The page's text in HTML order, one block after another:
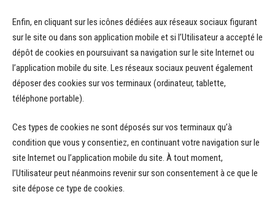
Enfin, en cliquant sur les icônes dédiées aux réseaux sociaux figurant
sur le site ou dans son application mobile et si l’Utilisateur a accepté le
dépôt de cookies en poursuivant sa navigation sur le site Internet ou
l’application mobile du site. Les réseaux sociaux peuvent également
déposer des cookies sur vos terminaux (ordinateur, tablette,
téléphone portable).
Ces types de cookies ne sont déposés sur vos terminaux qu’à
condition que vous y consentiez, en continuant votre navigation sur le
site Internet ou l’application mobile du site. À tout moment,
l’Utilisateur peut néanmoins revenir sur son consentement à ce que le
site dépose ce type de cookies.